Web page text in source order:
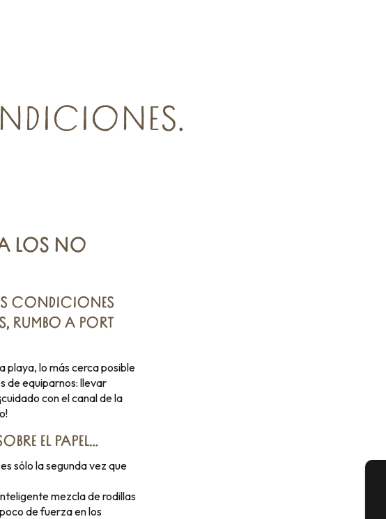
LOS NO
CONDICIONES
RUMBO A PORT
playa, lo más cerca posible
de equiparnos: llevar
con el canal de la
EL PAPEL…
sólo la segunda vez que
mezcla de rodillas
de fuerza en los